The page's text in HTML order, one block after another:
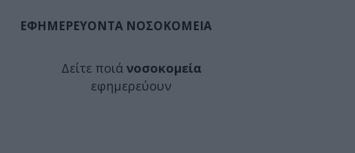
ΕΦΗΜΕΡΕΥΟΝΤΑ ΝΟΣΟΚΟΜΕΙΑ
Δείτε ποιά νοσοκομεία
εφημερεύουν